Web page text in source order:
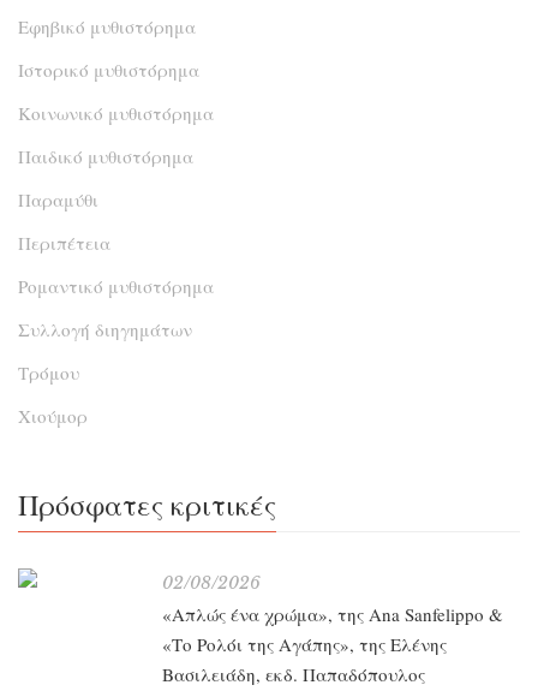
Εφηβικό μυθιστόρημα
Ιστορικό μυθιστόρημα
Κοινωνικό μυθιστόρημα
Παιδικό μυθιστόρημα
Παραμύθι
Περιπέτεια
Ρομαντικό μυθιστόρημα
Συλλογή διηγημάτων
Τρόμου
Χιούμορ
Πρόσφατες κριτικές
02/08/2026
«Απλώς ένα χρώμα», της Ana Sanfelippo &
«Το Ρολόι της Αγάπης», της Ελένης
Βασιλειάδη, εκδ. Παπαδόπουλος